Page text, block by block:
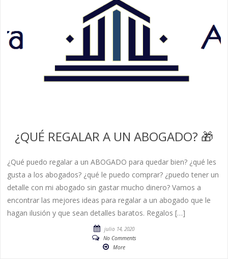
¿QUÉ REGALAR A UN ABOGADO? 🎁
¿Qué puedo regalar a un ABOGADO para quedar bien? ¿qué les
gusta a los abogados? ¿qué le puedo comprar? ¿puedo tener un
detalle con mi abogado sin gastar mucho dinero? Vamos a
encontrar las mejores ideas para regalar a un abogado que le
hagan ilusión y que sean detalles baratos. Regalos […]
julio 14, 2020
No Comments
More